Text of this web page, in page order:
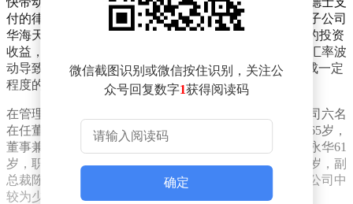
付的律师费、仲裁费等款项为利润增长作出贡献；处置子公司
华海天衡（上海）药物研究股份有限公司67%股权产生的投资
收益，也进一步增厚了利润空间。不过，报告期内美元汇率波
动导致公司产生约0.89亿元汇兑损失，对上半年利润造成一定
程度的负面影响。
在管理层结构方面，华海药业呈现资深化特征。目前公司六名
在任董高中，有五人年龄超过六十岁：董事长李宏现年65岁，
董事兼总裁陈保华64岁，董事、副总裁兼董事会秘书祝永华61
岁，职工董事兼常务副总裁郭斯嘉63岁，董事单伟光65岁，副
总裁陈其茂年龄最大，已达68岁。这种年龄结构在上市公司中
较为少见。
微信截图识别或微信按住识别，关注公
众号回复数字1获得阅读码
确定